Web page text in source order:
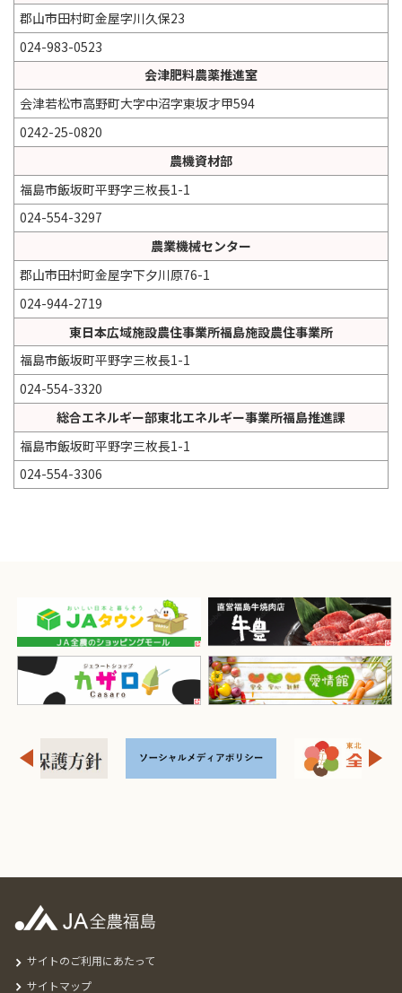
郡山市田村町金屋字川久保23
024-983-0523
会津肥料農薬推進室
会津若松市高野町大字中沼字東坂才甲594
0242-25-0820
農機資材部
福島市飯坂町平野字三枚長1-1
024-554-3297
農業機械センター
郡山市田村町金屋字下夕川原76-1
024-944-2719
東日本広域施設農住事業所福島施設農住事業所
福島市飯坂町平野字三枚長1-1
024-554-3320
総合エネルギー部東北エネルギー事業所福島推進課
福島市飯坂町平野字三枚長1-1
024-554-3306
サイトのご利用にあたって
サイトマップ